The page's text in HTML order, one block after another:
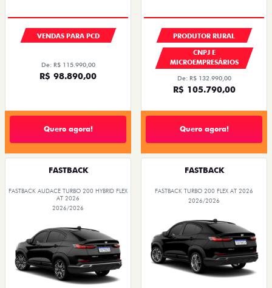
VENDAS PARA PCD
De: R$ 115.990,00
R$ 98.890,00
Quero agora!
PRODUTOR RURAL
CNPJ E
MICROEMPRESÁRIOS
De: R$ 132.990,00
R$ 105.790,00
Quero agora!
FASTBACK
FASTBACK AUDACE TURBO 200 HYBRID FLEX
AT 2026
2026/2026
FASTBACK
FASTBACK TURBO 200 FLEX AT 2026
2026/2026